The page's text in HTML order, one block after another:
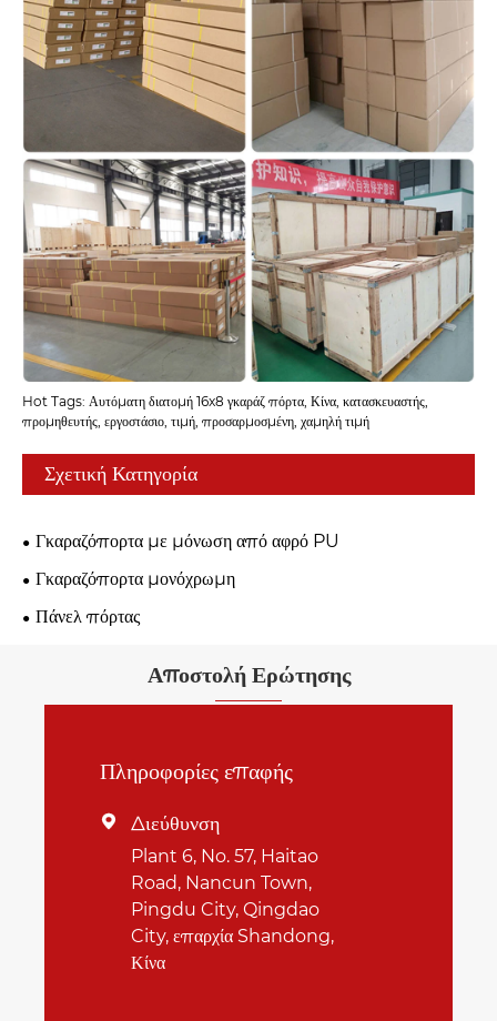
Hot Tags: Αυτόματη διατομή 16x8 γκαράζ πόρτα, Κίνα, κατασκευαστής,
προμηθευτής, εργοστάσιο, τιμή, προσαρμοσμένη, χαμηλή τιμή
Σχετική Κατηγορία
Γκαραζόπορτα με μόνωση από αφρό PU
Γκαραζόπορτα μονόχρωμη
Πάνελ πόρτας
Αποστολή Ερώτησης
Πληροφορίες επαφής
 Διεύθυνση
Plant 6, No. 57, Haitao
Road, Nancun Town,
Pingdu City, Qingdao
City, επαρχία Shandong,
Κίνα